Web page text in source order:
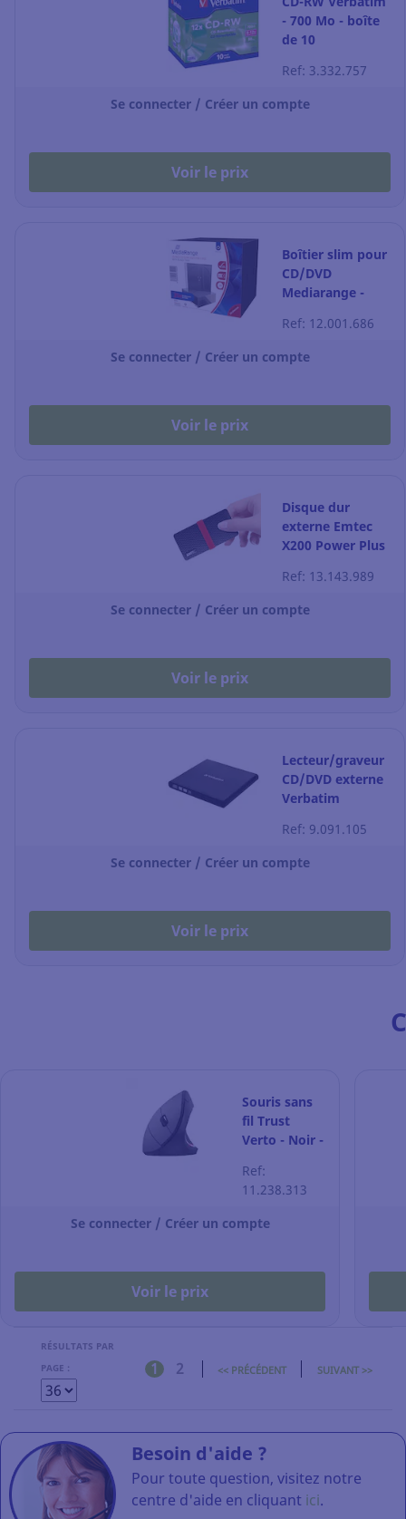
- 700 Mo - boîte
de 10
Ref: 3.332.757
Se connecter / Créer un compte
Voir le prix
Boîtier slim pour
CD/DVD
Mediarange -
de 25
Ref: 12.001.686
Se connecter / Créer un compte
Voir le prix
Disque dur
externe Emtec
X200 Power Plus
- SSD - noir
Ref: 13.143.989
Se connecter / Créer un compte
Voir le prix
Lecteur/graveur
CD/DVD externe
Verbatim
Ref: 9.091.105
Se connecter / Créer un compte
Voir le prix
Souris sans
fil Trust
Verto - Noir -
- verticale -
1600 DPI
Ref:
11.238.313
Se connecter / Créer un compte
Voir le prix
RÉSULTATS PAR
PAGE :
1 2 << PRÉCÉDENT SUIVANT >>
Besoin d'aide ?
Pour toute question, visitez notre
centre d'aide en cliquant ici.